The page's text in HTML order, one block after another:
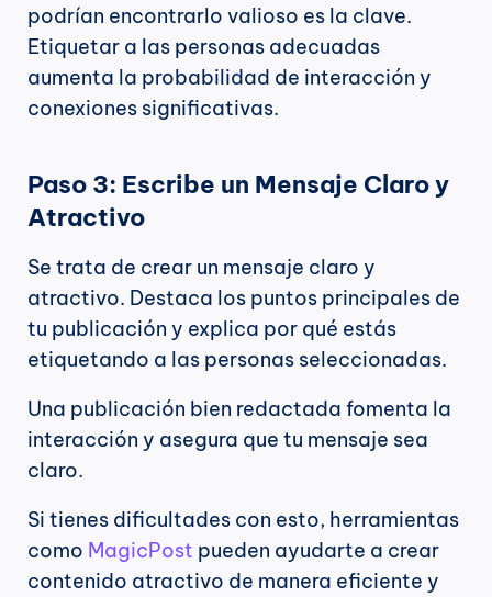
podrían encontrarlo valioso es la clave.
Etiquetar a las personas adecuadas
aumenta la probabilidad de interacción y
conexiones significativas.
Paso 3: Escribe un Mensaje Claro y
Atractivo
Se trata de crear un mensaje claro y
atractivo. Destaca los puntos principales de
tu publicación y explica por qué estás
etiquetando a las personas seleccionadas.
Una publicación bien redactada fomenta la
interacción y asegura que tu mensaje sea
claro.
Si tienes dificultades con esto, herramientas
como MagicPost pueden ayudarte a crear
contenido atractivo de manera eficiente y